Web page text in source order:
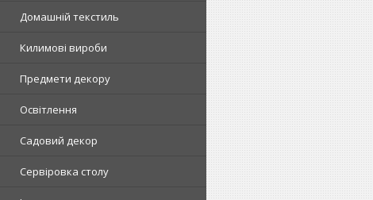
Домашній текстиль
Килимові вироби
Предмети декору
Освітлення
Садовий декор
Сервіровка столу